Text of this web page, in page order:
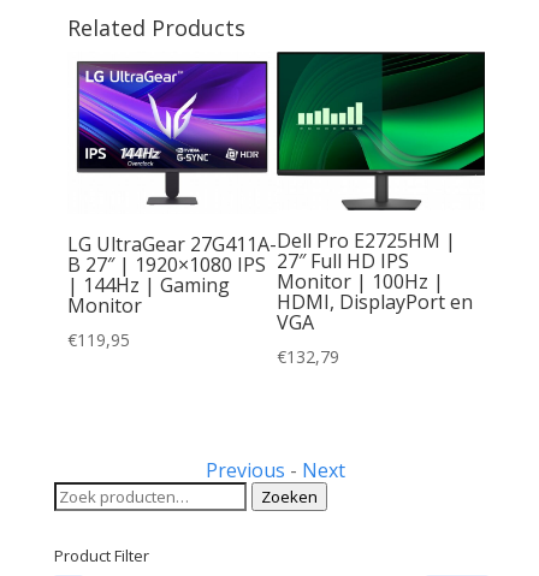
Related Products
LG UltraGear 27G411A-
B 27″ | 1920×1080 IPS
| 144Hz | Gaming
Monitor
€119,95
Dell Pro E2725HM |
27″ Full HD IPS
Monitor | 100Hz |
HDMI, DisplayPort en
VGA
€132,79
Previous - Next
Zoeken
naar:
Zoeken
Product Filter